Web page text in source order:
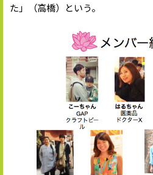
た」（高橋）という。